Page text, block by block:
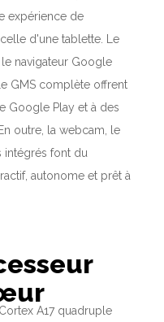
expérience de
d'une tablette. Le
navigateur Google
GMS complète offrent
Google Play et à des
outre, la webcam, le
intégrés font du
autonome et prêt à
A17 quadruple